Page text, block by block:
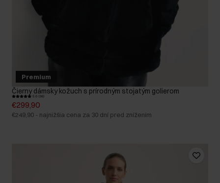
Premium
Čierny dámsky kožuch s prírodným stojatým golierom
5.0 (36)
€299,90
€249,90 - najnižšia cena za 30 dní pred znížením